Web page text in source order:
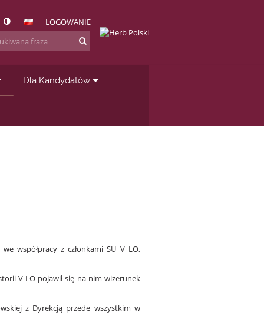
LOGOWANIE
Dla Kandydatów
współpracy z członkami SU V LO,
V LO pojawił się na nim wizerunek
z Dyrekcją przede wszystkim w